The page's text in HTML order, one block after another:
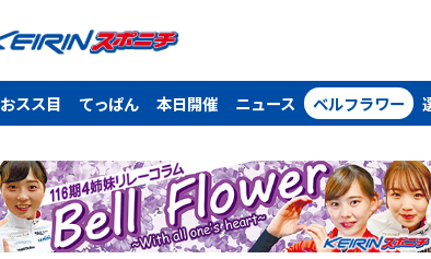
おスス目 てっぱん 本日開催 ニュース ベルフラワー